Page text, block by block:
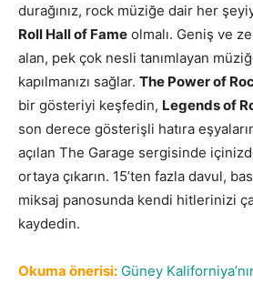
durağınız, rock müziğe dair her
Roll Hall of Fame olmalı. Geniş ve
alan, pek çok nesli tanımlayan
kapılmanızı sağlar. The Power of
bir gösteriyi keşfedin, Legends of
son derece gösterişli hatıra
açılan The Garage sergisinde
ortaya çıkarın. 15’ten fazla davul,
miksaj panosunda kendi hitlerinizi
kaydedin.
Okuma önerisi: Güney